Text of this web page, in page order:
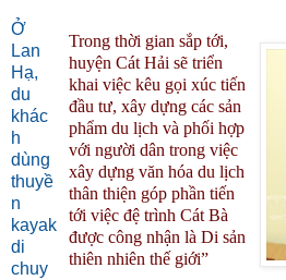
Trong thời gian sắp tới,
huyện Cát Hải sẽ triển
khai việc kêu gọi xúc tiến
đầu tư, xây dựng các sản
phẩm du lịch và phối hợp
với người dân trong việc
xây dựng văn hóa du lịch
thân thiện góp phần tiến
tới việc đệ trình Cát Bà
được công nhận là Di sản
thiên nhiên thế giới”
Ở
Lan
Hạ,
du
khác
h
dùng
thuyề
n
kayak
di
chuy